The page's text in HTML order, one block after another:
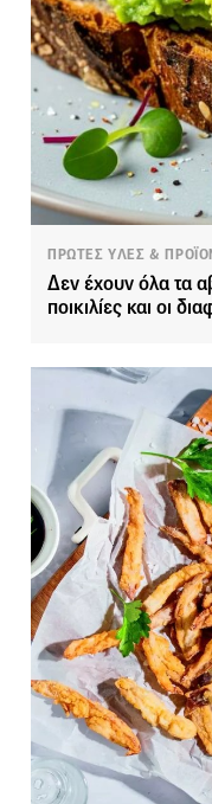
ΠΡΩΤΕΣ ΥΛΕΣ &
Δεν έχουν όλα τα
ποικιλίες και οι